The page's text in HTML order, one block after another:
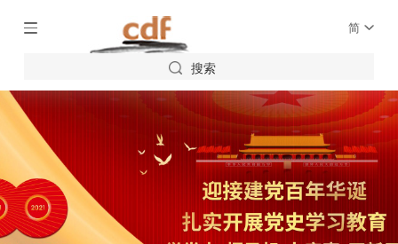
搜索
简